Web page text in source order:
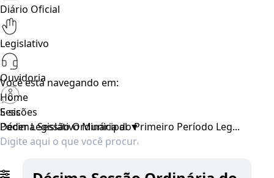
Diário Oficial
Legislativo
Ouvidoria
E-sic
Poder Legislativo Municipal▼
Você está navegando em:
Home
Sessões
Décima Sessão Ordinária do Primeiro Período Leg...